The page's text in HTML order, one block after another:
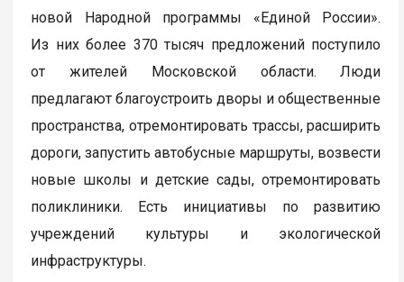
новой Народной программы «Единой России».
Из них более 370 тысяч предложений поступило
от жителей Московской области. Люди
предлагают благоустроить дворы и общественные
пространства, отремонтировать трассы, расширить
дороги, запустить автобусные маршруты, возвести
новые школы и детские сады, отремонтировать
поликлиники. Есть инициативы по развитию
учреждений культуры и экологической
инфраструктуры.